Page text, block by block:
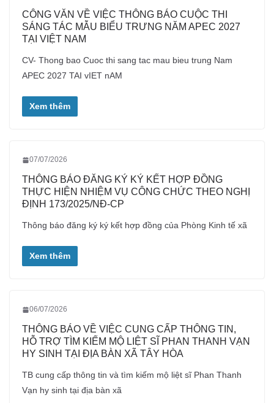
CÔNG VĂN VỀ VIỆC THÔNG BÁO CUỘC THI
SÁNG TÁC MẪU BIỂU TRƯNG NĂM APEC 2027
TẠI VIỆT NAM
CV- Thong bao Cuoc thi sang tac mau bieu trung Nam
APEC 2027 TAI vIET nAM
Xem thêm
07/07/2026
THÔNG BÁO ĐĂNG KÝ KÝ KẾT HỢP ĐỒNG
THỰC HIỆN NHIỆM VỤ CÔNG CHỨC THEO NGHỊ
ĐỊNH 173/2025/NĐ-CP
Thông báo đăng ký ký kết hợp đồng của Phòng Kinh tế xã
Xem thêm
06/07/2026
THÔNG BÁO VỀ VIỆC CUNG CẤP THÔNG TIN,
HỖ TRỢ TÌM KIẾM MỘ LIỆT SĨ PHAN THANH VẠN
HY SINH TẠI ĐỊA BÀN XÃ TÂY HÒA
TB cung cấp thông tin và tìm kiếm mộ liệt sĩ Phan Thanh
Vạn hy sinh tại địa bàn xã